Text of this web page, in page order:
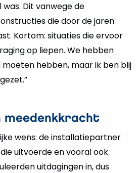
Dit vanwege de
die door de jaren
Kortom: situaties die ervoor
op liepen. We hebben
hebben, maar ik ben blij
meedenkkracht
wens: de installatiepartner
uitvoerde en vooral ook
uitdagingen in, dus